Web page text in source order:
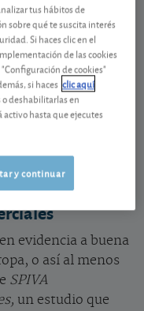
las que se enfrenta
fondo es si se
que se limitan
ETF), o se fía del
aportan su saber
¿Adivina quién se
mercado
evidencia a buena
o así al menos
SPIVA
un estudio que
tus hábitos de
sobre qué te suscita interés
Si haces clic en el
de las cookies
de cookies"
si haces clic aquí
deshabilitarlas en
hasta que ejecutes
y continuar